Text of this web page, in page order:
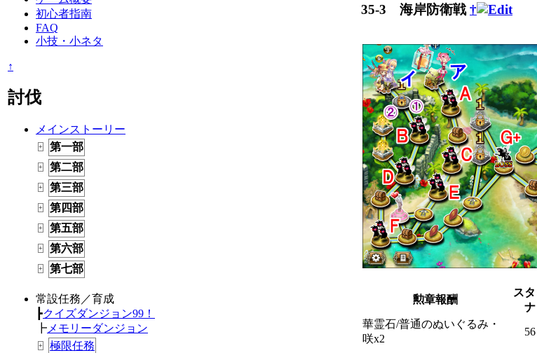
初心者指南
FAQ
小技・小ネタ
↑
討伐
メインストーリー
+ 第一部
+ 第二部
+ 第三部
+ 第四部
+ 第五部
+ 第六部
+ 第七部
常設任務／育成
┣クイズダンジョン99！
┣ メモリーダンジョン
+
極限任務
35-3 海岸防衛戦†
勲章報酬
スタ
ナ
華霊石/普通のぬいぐるみ・
咲x2
56